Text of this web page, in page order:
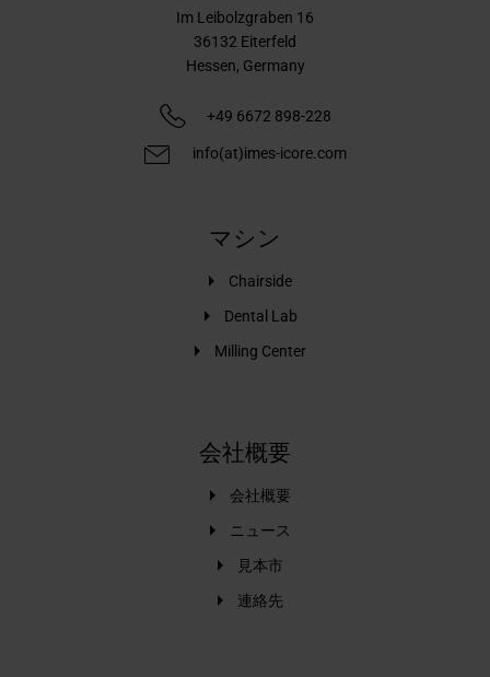
Im Leibolzgraben 16
36132 Eiterfeld
Hessen, Germany
+49 6672 898-228
info(at)imes-icore.com
マシン
Chairside
Dental Lab
Milling Center
会社概要
会社概要
ニュース
見本市
連絡先